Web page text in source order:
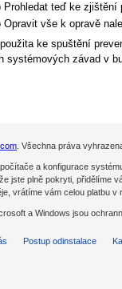
Prohledat teď ke zjištění
vše k opravě
ke spuštění
systémových závad v
. Všechna práva
a konfigurace
jste plně pokryti, přidělíme
vrátíme vám celou platbu
a Windows jsou
Postup odinstalace